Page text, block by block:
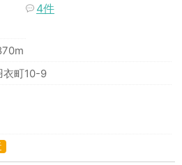
4件
衣町10-9